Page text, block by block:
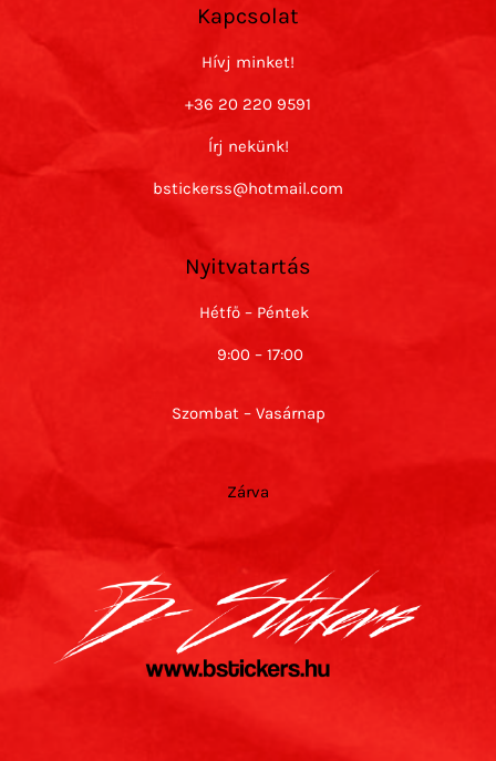
Kapcsolat
Hívj minket!
+36 20 220 9591
Írj nekünk!
bstickerss@hotmail.com
Nyitvatartás
Hétfő – Péntek
9:00 – 17:00
Szombat – Vasárnap
Zárva